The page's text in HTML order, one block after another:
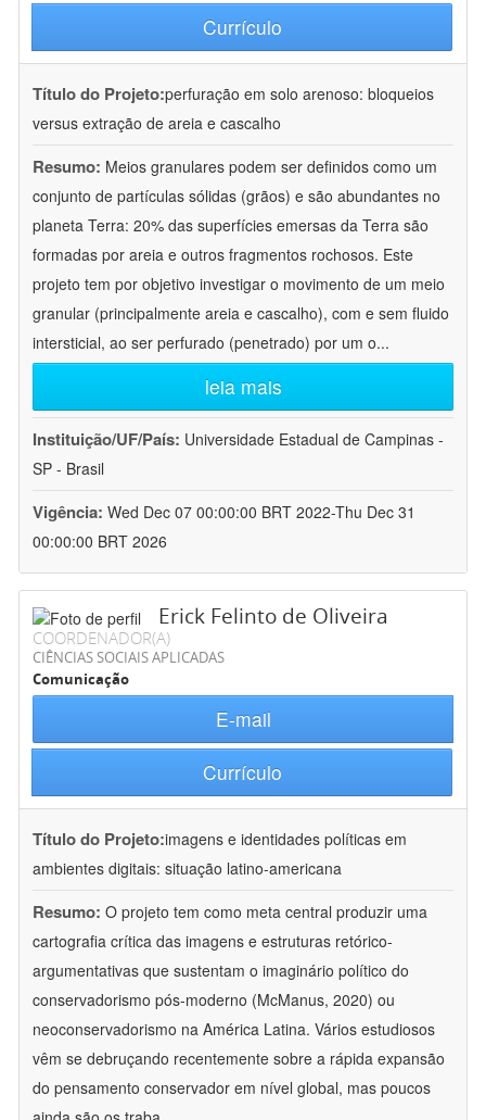
Currículo
Título do Projeto:perfuração em solo arenoso: bloqueios
versus extração de areia e cascalho
Resumo: Meios granulares podem ser definidos como um
conjunto de partículas sólidas (grãos) e são abundantes no
planeta Terra: 20% das superfícies emersas da Terra são
formadas por areia e outros fragmentos rochosos. Este
projeto tem por objetivo investigar o movimento de um meio
granular (principalmente areia e cascalho), com e sem fluido
intersticial, ao ser perfurado (penetrado) por um o...
leia mais
Instituição/UF/País: Universidade Estadual de Campinas -
SP - Brasil
Vigência: Wed Dec 07 00:00:00 BRT 2022-Thu Dec 31
00:00:00 BRT 2026
Erick Felinto de Oliveira
COORDENADOR(A)
CIÊNCIAS SOCIAIS APLICADAS
Comunicação
E-mail
Currículo
Título do Projeto:imagens e identidades políticas em
ambientes digitais: situação latino-americana
Resumo: O projeto tem como meta central produzir uma
cartografia crítica das imagens e estruturas retórico-
argumentativas que sustentam o imaginário político do
conservadorismo pós-moderno (McManus, 2020) ou
neoconservadorismo na América Latina. Vários estudiosos
vêm se debruçando recentemente sobre a rápida expansão
do pensamento conservador em nível global, mas poucos